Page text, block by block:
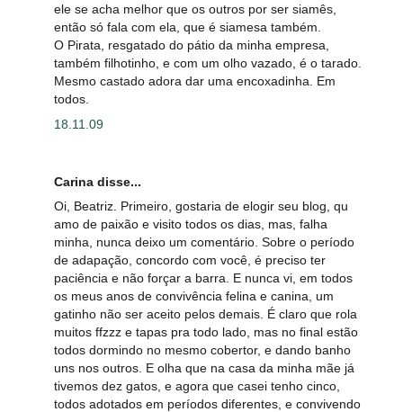
ele se acha melhor que os outros por ser siamês,
então só fala com ela, que é siamesa também.
O Pirata, resgatado do pátio da minha empresa,
também filhotinho, e com um olho vazado, é o tarado.
Mesmo castado adora dar uma encoxadinha. Em
todos.
18.11.09
Carina disse...
Oi, Beatriz. Primeiro, gostaria de elogir seu blog, qu
amo de paixão e visito todos os dias, mas, falha
minha, nunca deixo um comentário. Sobre o período
de adapação, concordo com você, é preciso ter
paciência e não forçar a barra. E nunca vi, em todos
os meus anos de convivência felina e canina, um
gatinho não ser aceito pelos demais. É claro que rola
muitos ffzzz e tapas pra todo lado, mas no final estão
todos dormindo no mesmo cobertor, e dando banho
uns nos outros. E olha que na casa da minha mãe já
tivemos dez gatos, e agora que casei tenho cinco,
todos adotados em períodos diferentes, e convivendo